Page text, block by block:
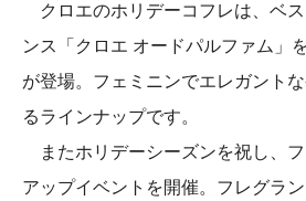
クロエのホリデーコフレは、ベ
ンス「クロエ オードパルファム」
が登場。フェミニンでエレガント
るラインナップです。
またホリデーシーズンを祝し、
アップイベントを開催。フレグラ